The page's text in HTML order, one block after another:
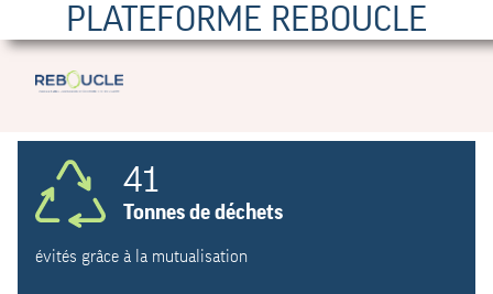
PLATEFORME REBOUCLE
41
Tonnes de déchets
évités grâce à la mutualisation